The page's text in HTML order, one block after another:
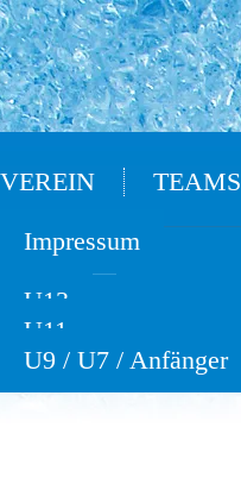
VEREIN TEAMS
Oldies
U13
U11
U9 / U7 / Anfänger
Impressum